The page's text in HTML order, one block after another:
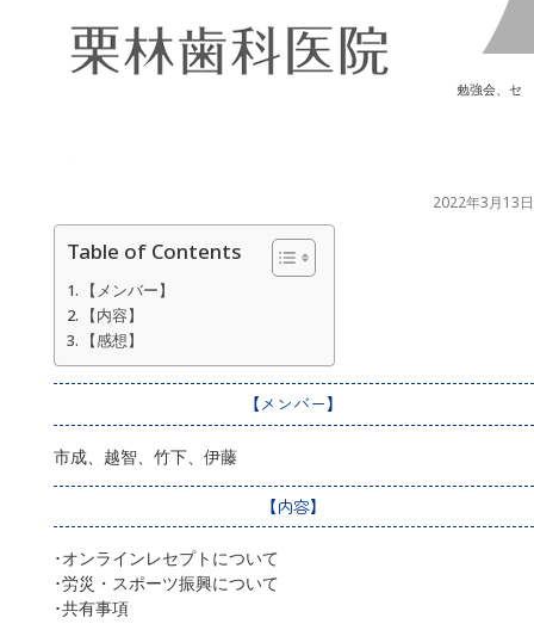
勉強会、セ
2022年3月13日
Table of Contents
【メンバー】
【内容】
【感想】
【メンバー】
市成、越智、竹下、伊藤
【内容】
･オンラインレセプトについて
･労災・スポーツ振興について
･共有事項